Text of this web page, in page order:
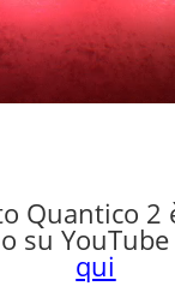
Quantico 2
su YouTube
qui